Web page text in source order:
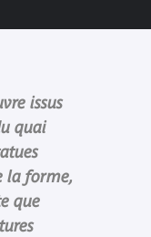
issus
quai
la forme,
que